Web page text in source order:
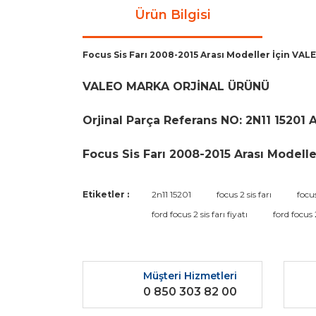
Ürün Bilgisi
Focus Sis Farı 2008-2015 Arası Modeller İçin
VALEO MARKA ORJİNAL ÜRÜNÜ
Orjinal Parça Referans NO: 2N11 15201
Focus Sis Farı 2008-2015 Arası
Bu ürünün fiyat bilgisi, resim, ürün
Ürün açıklamasında eksik bilgiler bulunuyor.
Ürün bilgilerinde hatalar bulunuyor.
Etiketler : 2n11 15201 focus 2 sis farı
ford focus 2 sis farı fiyatı
ford focus
Müşteri Hizmetleri
0 850 303 82 00